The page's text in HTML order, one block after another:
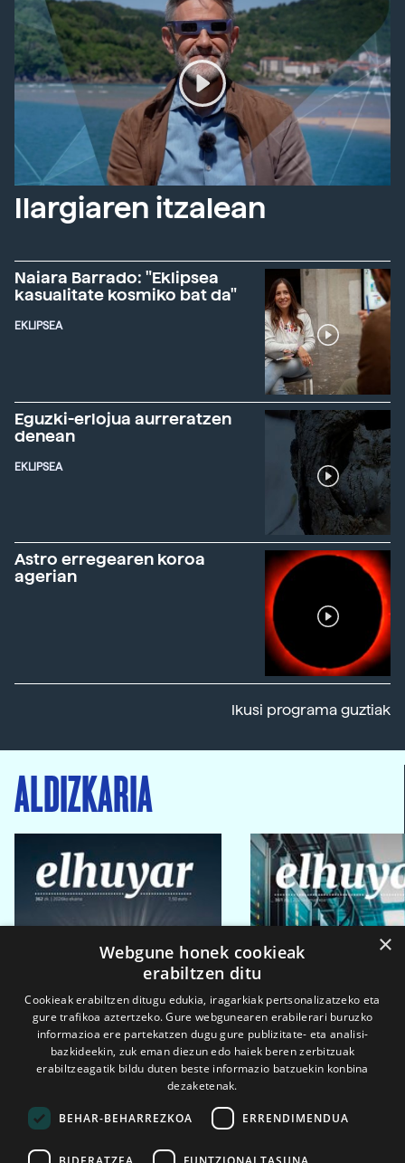
Ilargiaren itzalean
Naiara Barrado: "Eklipsea
kasualitate kosmiko bat da"
EKLIPSEA
Eguzki-erlojua aurreratzen
denean
EKLIPSEA
Astro erregearen koroa
agerian
Ikusi programa guztiak
ALDIZKARIA
×
Webgune honek cookieak
erabiltzen ditu
Cookieak erabiltzen ditugu edukia, iragarkiak pertsonalizatzeko eta
gure trafikoa aztertzeko. Gure webgunearen erabilerari buruzko
informazioa ere partekatzen dugu gure publizitate- eta analisi-
bazkideekin, zuk eman diezun edo haiek beren zerbitzuak
erabiltzeagatik bildu duten beste informazio batzuekin konbina
dezaketenak.
BEHAR-BEHARREZKOA ERRENDIMENDUA